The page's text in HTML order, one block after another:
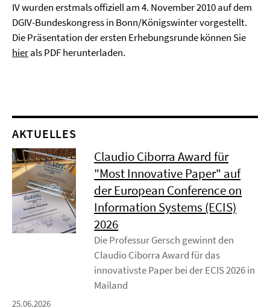
IV wurden erstmals offiziell am 4. November 2010 auf dem
DGIV-Bundeskongress in Bonn/Königswinter vorgestellt.
Die Präsentation der ersten Erhebungsrunde können Sie
hierals PDF herunterladen.
AKTUELLES
Claudio Ciborra Award für
"Most Innovative Paper" auf
der European Conference on
Information Systems (ECIS)
2026
Die Professur Gersch gewinnt den
Claudio Ciborra Award für das
innovativste Paper bei der ECIS 2026 in
Mailand
25.06.2026